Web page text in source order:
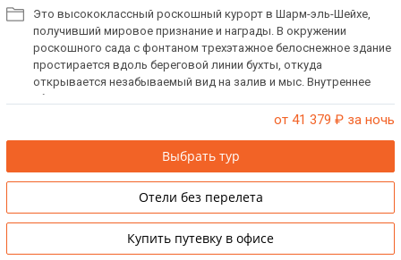
Это высококлассный роскошный курорт в Шарм-эль-Шейхе,
получивший мировое признание и награды. В окружении
роскошного сада с фонтаном трехэтажное белоснежное здание
простирается вдоль береговой линии бухты, откуда
открывается незабываемый вид на залив и мыс. Внутреннее
убранство отеля отличается роскошью и изысканностью по
сравнению с простыми очертаниями архитектуры здания.
от 41 379 ₽ за ночь
Выбрать тур
Отели без перелета
Купить путевку в офисе